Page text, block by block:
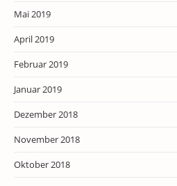
Mai 2019
April 2019
Februar 2019
Januar 2019
Dezember 2018
November 2018
Oktober 2018